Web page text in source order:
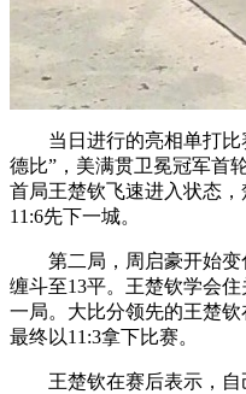
当日进行的亮相单打比
德比”，美满贯卫冕冠军首
首局王楚钦飞速进入状态
11:6先下一城。
第二局，周启豪开始变
缠斗至13平。王楚钦学会
一局。大比分领先的王楚
最终以11:3拿下比赛。
王楚钦在赛后表示，自